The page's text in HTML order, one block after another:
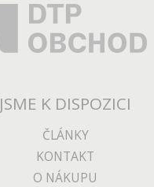
JSME K DISPOZICI
ČLÁNKY
KONTAKT
O NÁKUPU